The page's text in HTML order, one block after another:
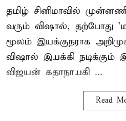
தமிழ் சினிமாவில்
வரும் விஷால், தற்போது
மூலம் இயக்குநராக
விஷால் இயக்கி நடிக்கும்
விஜயன் கதாநாயகி ...
Read